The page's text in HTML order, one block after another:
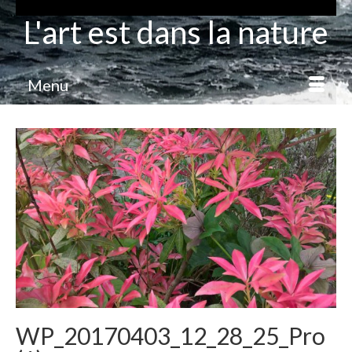
L'art est dans la nature
Menu
WP_20170403_12_28_25_Pro